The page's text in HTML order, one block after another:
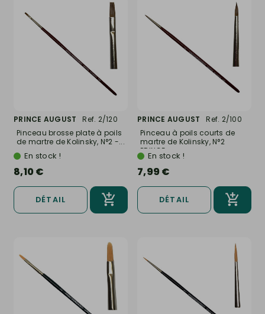
PRINCE AUGUST
Ref. 2/120
Pinceau brosse plate à poils
de martre de Kolinsky, N°2 -...
En stock !
8,10 €
DÉTAIL
PRINCE AUGUST
Ref. 2/100
Pinceau à poils courts de
martre de Kolinsky, N°2
PRINCE...
En stock !
7,99 €
DÉTAIL